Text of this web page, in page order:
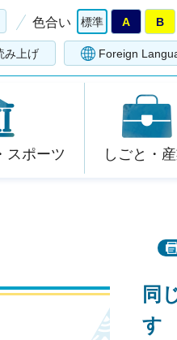
色合い 標準 A B
み上げ Foreign
スポーツ しごと・
同
す